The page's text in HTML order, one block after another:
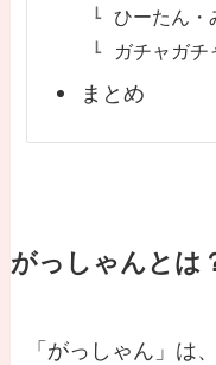
ひーたん・
ガチャガチ
まとめ
がっしゃんとは
「がっしゃん」は